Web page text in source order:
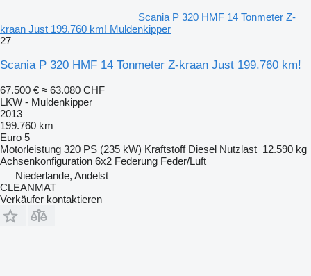
Scania P 320 HMF 14 Tonmeter Z-
kraan Just 199.760 km! Muldenkipper
27
Scania P 320 HMF 14 Tonmeter Z-kraan Just 199.760 km!
67.500 € ≈ 63.080 CHF
LKW - Muldenkipper
2013
199.760 km
Euro 5
Motorleistung 320 PS (235 kW) Kraftstoff Diesel Nutzlast 12.590 kg
Achsenkonfiguration 6x2 Federung Feder/Luft
Niederlande, Andelst
CLEANMAT
Verkäufer kontaktieren